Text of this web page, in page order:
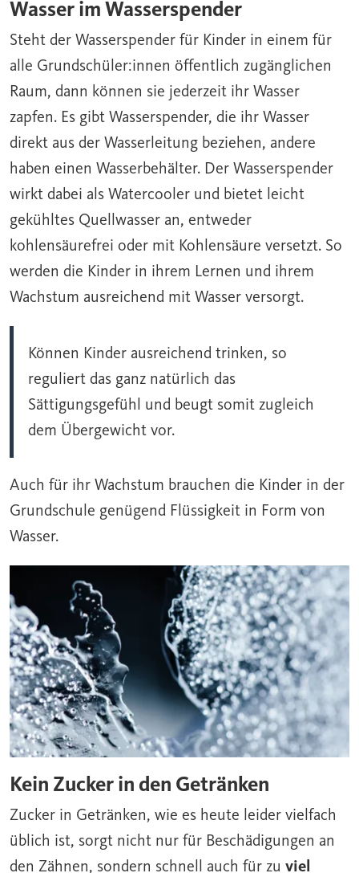
Wasser im Wasserspender
Steht der Wasserspender für Kinder in einem für
alle Grundschüler:innen öffentlich zugänglichen
Raum, dann können sie jederzeit ihr Wasser
zapfen. Es gibt Wasserspender, die ihr Wasser
direkt aus der Wasserleitung beziehen, andere
haben einen Wasserbehälter. Der Wasserspender
wirkt dabei als Watercooler und bietet leicht
gekühltes Quellwasser an, entweder
kohlensäurefrei oder mit Kohlensäure versetzt. So
werden die Kinder in ihrem Lernen und ihrem
Wachstum ausreichend mit Wasser versorgt.
Können Kinder ausreichend trinken, so
reguliert das ganz natürlich das
Sättigungsgefühl und beugt somit zugleich
dem Übergewicht vor.
Auch für ihr Wachstum brauchen die Kinder in der
Grundschule genügend Flüssigkeit in Form von
Wasser.
Kein Zucker in den Getränken
Zucker in Getränken, wie es heute leider vielfach
üblich ist, sorgt nicht nur für Beschädigungen an
den Zähnen, sondern schnell auch für zu viel